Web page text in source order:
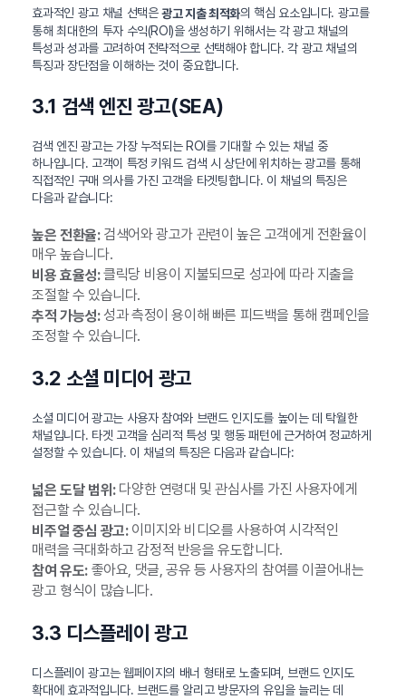
효과적인 광고 채널 선택은광고 지출 최적화의 핵심 요소입니다. 광고를
통해 최대한의 투자 수익(ROI)을 생성하기 위해서는 각 광고 채널의
특성과 성과를 고려하여 전략적으로 선택해야 합니다. 각 광고 채널의
특징과 장단점을 이해하는 것이 중요합니다.
3.1 검색 엔진 광고(SEA)
검색 엔진 광고는 가장 누적되는 ROI를 기대할 수 있는 채널 중
하나입니다. 고객이 특정 키워드 검색 시 상단에 위치하는 광고를 통해
직접적인 구매 의사를 가진 고객을 타겟팅합니다. 이 채널의 특징은
다음과 같습니다:
높은 전환율:검색어와 광고가 관련이 높은 고객에게 전환율이
매우 높습니다.
비용 효율성:클릭당 비용이 지불되므로 성과에 따라 지출을
조절할 수 있습니다.
추적 가능성:성과 측정이 용이해 빠른 피드백을 통해 캠페인을
조정할 수 있습니다.
3.2 소셜 미디어 광고
소셜 미디어 광고는 사용자 참여와 브랜드 인지도를 높이는 데 탁월한
채널입니다. 타겟 고객을 심리적 특성 및 행동 패턴에 근거하여 정교하게
설정할 수 있습니다. 이 채널의 특징은 다음과 같습니다:
넓은 도달 범위:다양한 연령대 및 관심사를 가진 사용자에게
접근할 수 있습니다.
비주얼 중심 광고:이미지와 비디오를 사용하여 시각적인
매력을 극대화하고 감정적 반응을 유도합니다.
참여 유도:좋아요, 댓글, 공유 등 사용자의 참여를 이끌어내는
광고 형식이 많습니다.
3.3 디스플레이 광고
디스플레이 광고는 웹페이지의 배너 형태로 노출되며, 브랜드 인지도
확대에 효과적입니다. 브랜드를 알리고 방문자의 유입을 늘리는 데